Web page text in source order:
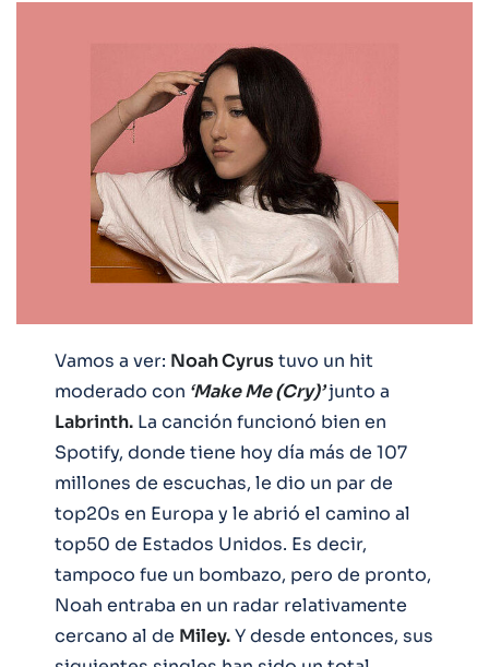
Vamos a ver: Noah Cyrustuvo un hit
moderado con ‘Make Me (Cry)’junto a
Labrinth. La canción funcionó bien en
Spotify, donde tiene hoy día más de 107
millones de escuchas, le dio un par de
top20s en Europa y le abrió el camino al
top50 de Estados Unidos. Es decir,
tampoco fue un bombazo, pero de pronto,
Noah entraba en un radar relativamente
cercano al de Miley.Y desde entonces, sus